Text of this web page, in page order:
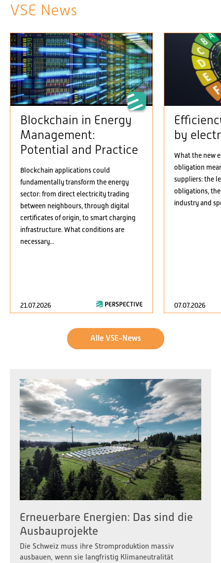
VSE News
Blockchain in Energy
Management:
Potential and Practice
Blockchain applications could
fundamentally transform the energy
sector: from direct electricity trading
between neighbours, through digital
certificates of origin, to smart charging
infrastructure. What conditions are
necessary...
21.07.2026
by
What the new
obligation
suppliers: the
obligations,
industry and
07.07.2026
Alle VSE-News
Erneuerbare Energien: Das sind die
Ausbauprojekte
Die Schweiz muss ihre Stromproduktion massiv
ausbauen, wenn sie langfristig Klimaneutralität